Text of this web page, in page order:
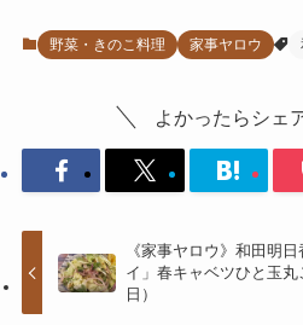
野菜・きのこ料理 家事ヤロウ
よかったらシェ
《家事ヤロウ》和田明
イ」春キャベツひと玉
日）